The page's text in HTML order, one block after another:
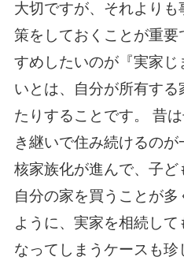
大切ですが、それより
策をしておくことが重
すめしたいのが『実家じ
いとは、自分が所有する
たりすることです。 昔
き継いで住み続けるの
核家族化が進んで、子ど
自分の家を買うことが
ように、実家を相続し
なってしまうケースも珍